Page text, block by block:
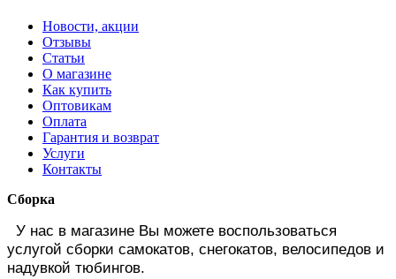
Новости, акции
Отзывы
Статьи
О магазине
Как купить
Оптовикам
Оплата
Гарантия и возврат
Услуги
Контакты
Сборка
У нас в магазине Вы можете воспользоваться
услугой сборки самокатов, снегокатов, велосипедов и
надувкой тюбингов.